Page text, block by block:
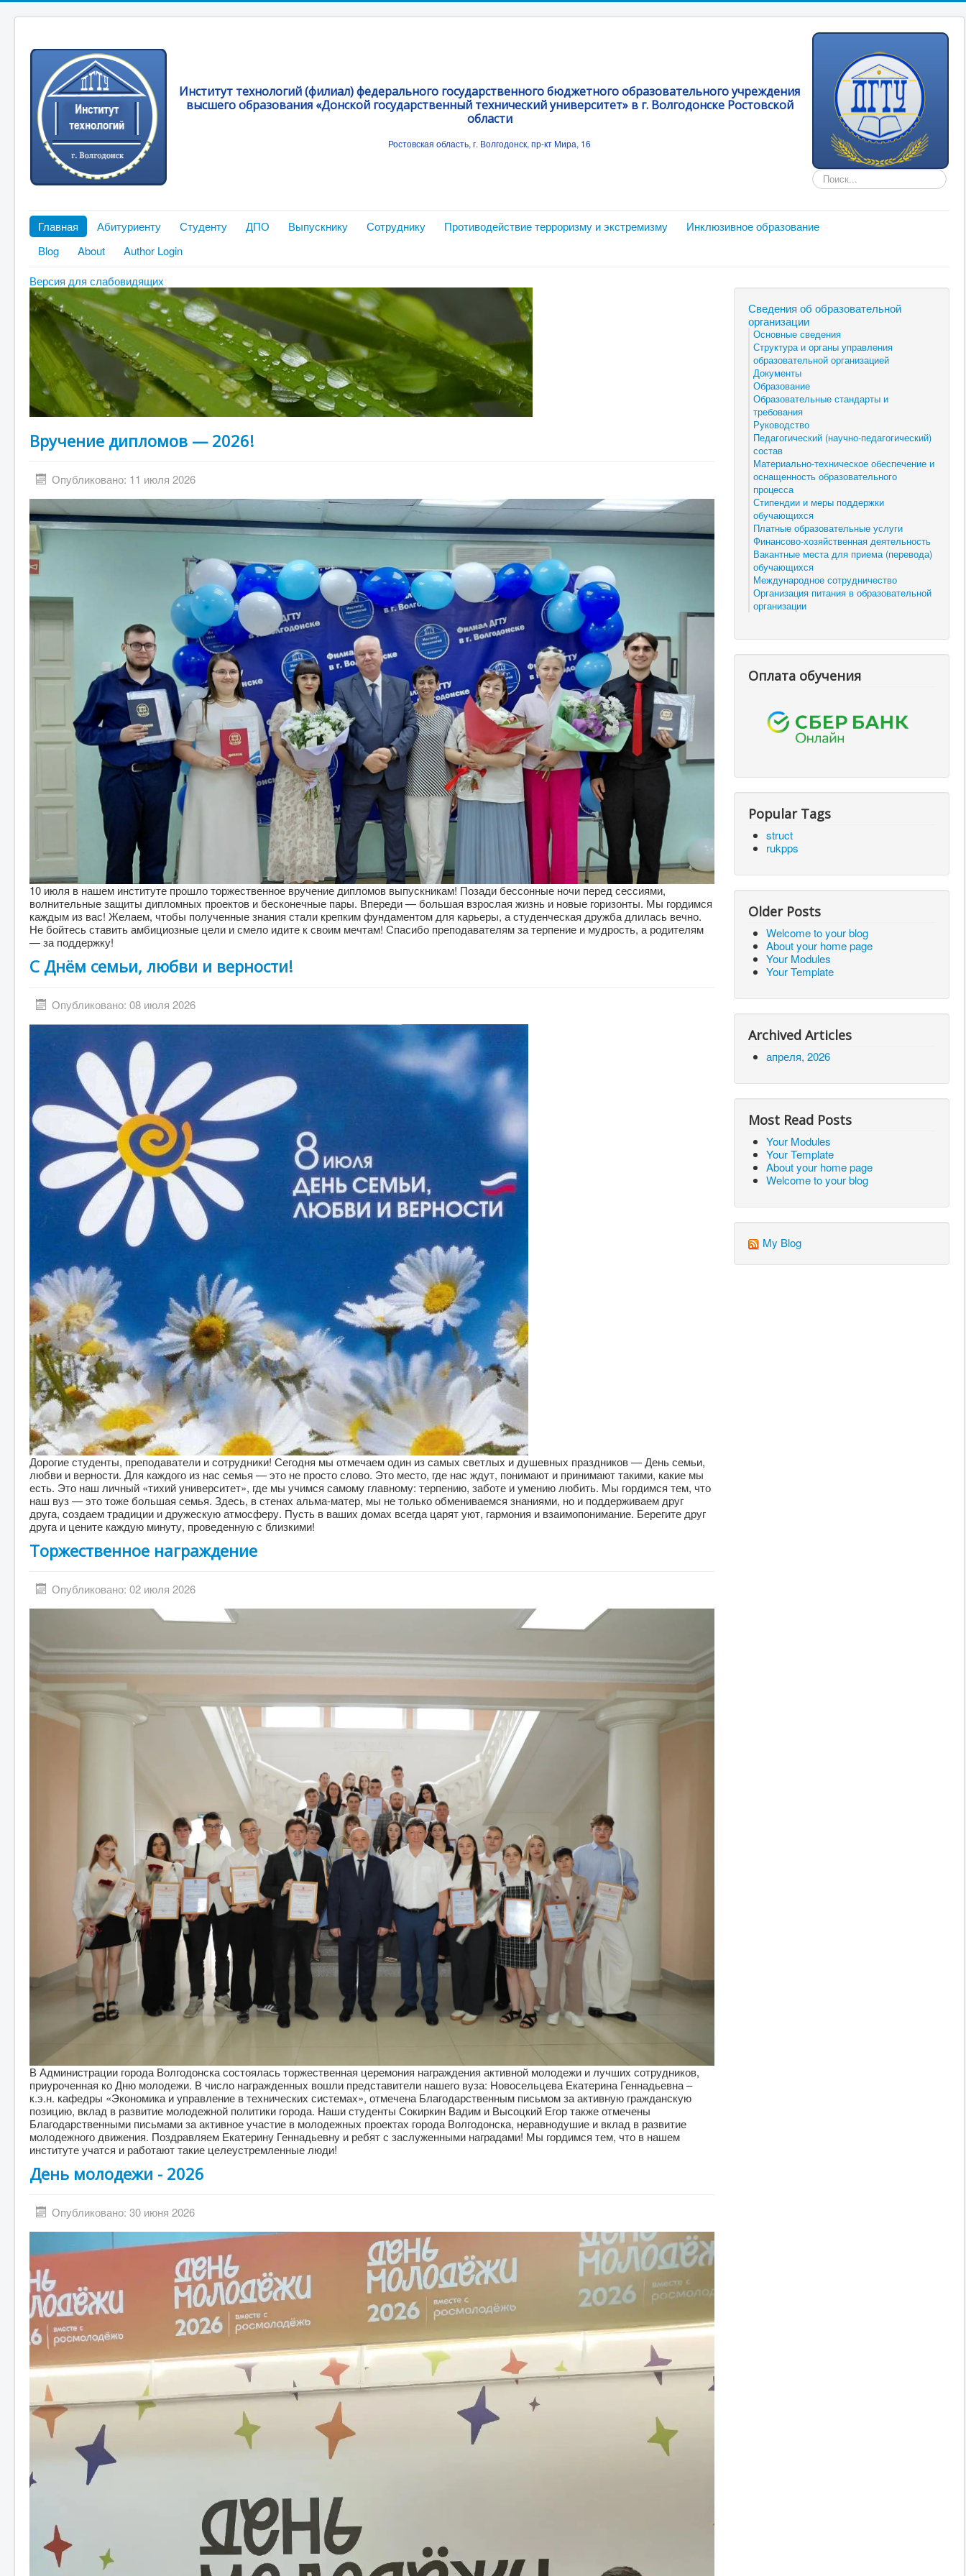
Институт технологий (филиал) федерального государственного бюджетного образовательного учреждения
высшего образования «Донской государственный технический университет» в г. Волгодонске Ростовской
области
Ростовская область, г. Волгодонск, пр-кт Мира, 16
Искать...
Главная Абитуриенту Студенту ДПО Выпускнику Сотруднику Противодействие терроризму и экстремизму
Инклюзивное образование
Blog
About
Author Login
Версия для слабовидящих
Вручение дипломов — 2026!
Опубликовано: 11 июля 2026
10 июля в нашем институте прошло торжественное вручение дипломов выпускникам! Позади бессонные ночи перед сессиями,
волнительные защиты дипломных проектов и бесконечные пары. Впереди — большая взрослая жизнь и новые горизонты. Мы гордимся
каждым из вас! Желаем, чтобы полученные знания стали крепким фундаментом для карьеры, а студенческая дружба длилась вечно.
Не бойтесь ставить амбициозные цели и смело идите к своим мечтам! Спасибо преподавателям за терпение и мудрость, а родителям
— за поддержку!
С Днём семьи, любви и верности!
Опубликовано: 08 июля 2026
Дорогие студенты, преподаватели и сотрудники! Сегодня мы отмечаем один из самых светлых и душевных праздников — День семьи,
любви и верности. Для каждого из нас семья — это не просто слово. Это место, где нас ждут, понимают и принимают такими, какие мы
есть. Это наш личный «тихий университет», где мы учимся самому главному: терпению, заботе и умению любить. Мы гордимся тем, что
наш вуз — это тоже большая семья. Здесь, в стенах альма-матер, мы не только обмениваемся знаниями, но и поддерживаем друг
друга, создаем традиции и дружескую атмосферу. Пусть в ваших домах всегда царят уют, гармония и взаимопонимание. Берегите друг
друга и цените каждую минуту, проведенную с близкими!
Торжественное награждение
Опубликовано: 02 июля 2026
В Администрации города Волгодонска состоялась торжественная церемония награждения активной молодежи и лучших сотрудников,
приуроченная ко Дню молодежи. В число награжденных вошли представители нашего вуза: Новосельцева Екатерина Геннадьевна –
к.э.н. кафедры «Экономика и управление в технических системах», отмечена Благодарственным письмом за активную гражданскую
позицию, вклад в развитие молодежной политики города. Наши студенты Сокиркин Вадим и Высоцкий Егор также отмечены
Благодарственными письмами за активное участие в молодежных проектах города Волгодонска, неравнодушие и вклад в развитие
молодежного движения. Поздравляем Екатерину Геннадьевну и ребят с заслуженными наградами! Мы гордимся тем, что в нашем
институте учатся и работают такие целеустремленные люди!
День молодежи - 2026
Опубликовано: 30 июня 2026
Сведения об образовательной
организации
Основные сведения
Структура и органы управления
образовательной организацией
Документы
Образование
Образовательные стандарты и
требования
Руководство
Педагогический (научно-педагогический)
состав
Материально-техническое обеспечение и
оснащенность образовательного
процесса
Стипендии и меры поддержки
обучающихся
Платные образовательные услуги
Финансово-хозяйственная деятельность
Вакантные места для приема (перевода)
обучающихся
Международное сотрудничество
Организация питания в образовательной
организации
Оплата обучения
Popular Tags
struct
rukpps
Older Posts
Welcome to your blog
About your home page
Your Modules
Your Template
Archived Articles
апреля, 2026
Most Read Posts
Your Modules
Your Template
About your home page
Welcome to your blog
My Blog